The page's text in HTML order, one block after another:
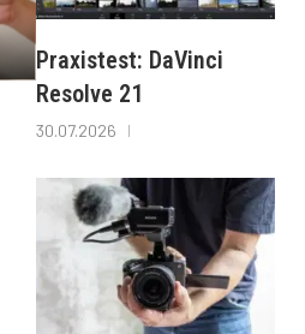
Praxistest: DaVinci
Resolve 21
30.07.2026